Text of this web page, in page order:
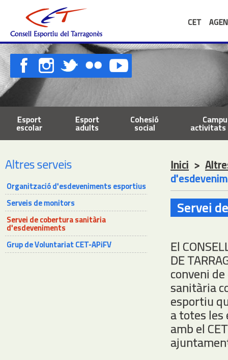
CET
Esport
escolar
Esport
adults
Cohesió
social activitats
Altres serveis
Organització d'esdeveniments esportius
Serveis de monitors
Servei de cobertura sanitària
d'esdeveniments
Grup de Voluntariat CET-APiFV
Inici >
Servei
El
DE
conveni
sanitària
esportiu
a totes
amb el